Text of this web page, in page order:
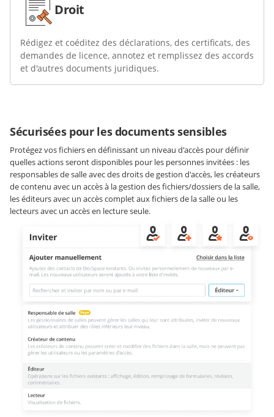
Droit
Rédigez et coéditez des déclarations, des certificats, des
demandes de licence, annotez et remplissez des accords
et d'autres documents juridiques.
Sécurisées pour les documents sensibles
Protégez vos fichiers en définissant un niveau d'accès pour définir
quelles actions seront disponibles pour les personnes invitées : les
responsables de salle avec des droits de gestion d'accès, les créateurs
de contenu avec un accès à la gestion des fichiers/dossiers de la salle,
les éditeurs avec un accès complet aux fichiers de la salle ou les
lecteurs avec un accès en lecture seule.